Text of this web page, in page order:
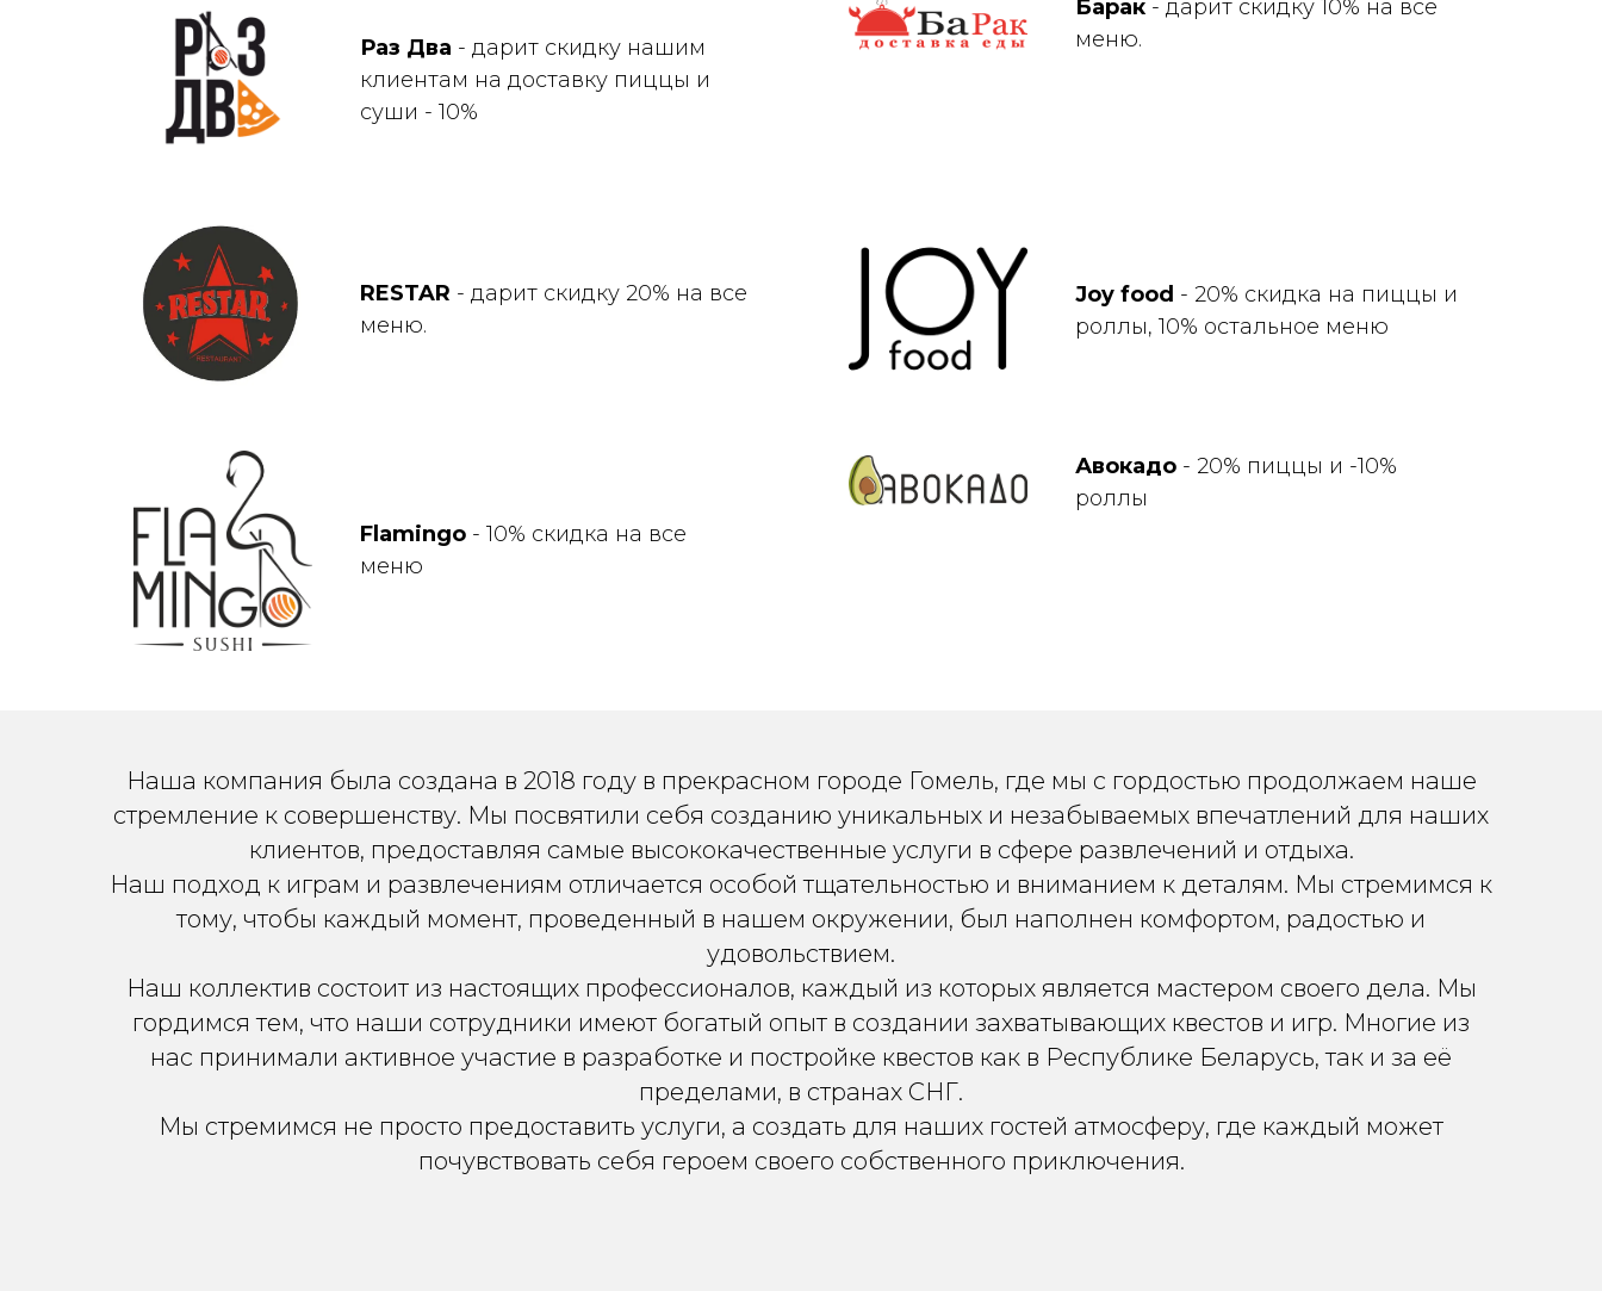
Раз Два - дарит скидку нашим
клиентам на доставку пиццы и
суши - 10%
Барак - дарит скидку 10% на все
меню.
RESTAR - дарит скидку 20% на все
меню.
Joy food - 20% скидка на пиццы и
роллы, 10% остальное меню
Flamingo - 10% скидка на все
меню
Авокадо - 20% пиццы и -10%
роллы
Наша компания была создана в 2018 году в прекрасном городе Гомель, где мы с гордостью продолжаем наше
стремление к совершенству. Мы посвятили себя созданию уникальных и незабываемых впечатлений для наших
клиентов, предоставляя самые высококачественные услуги в сфере развлечений и отдыха.
Наш подход к играм и развлечениям отличается особой тщательностью и вниманием к деталям. Мы стремимся к
тому, чтобы каждый момент, проведенный в нашем окружении, был наполнен комфортом, радостью и
удовольствием.
Наш коллектив состоит из настоящих профессионалов, каждый из которых является мастером своего дела. Мы
гордимся тем, что наши сотрудники имеют богатый опыт в создании захватывающих квестов и игр. Многие из
нас принимали активное участие в разработке и постройке квестов как в Республике Беларусь, так и за её
пределами, в странах СНГ.
Мы стремимся не просто предоставить услуги, а создать для наших гостей атмосферу, где каждый может
почувствовать себя героем своего собственного приключения.